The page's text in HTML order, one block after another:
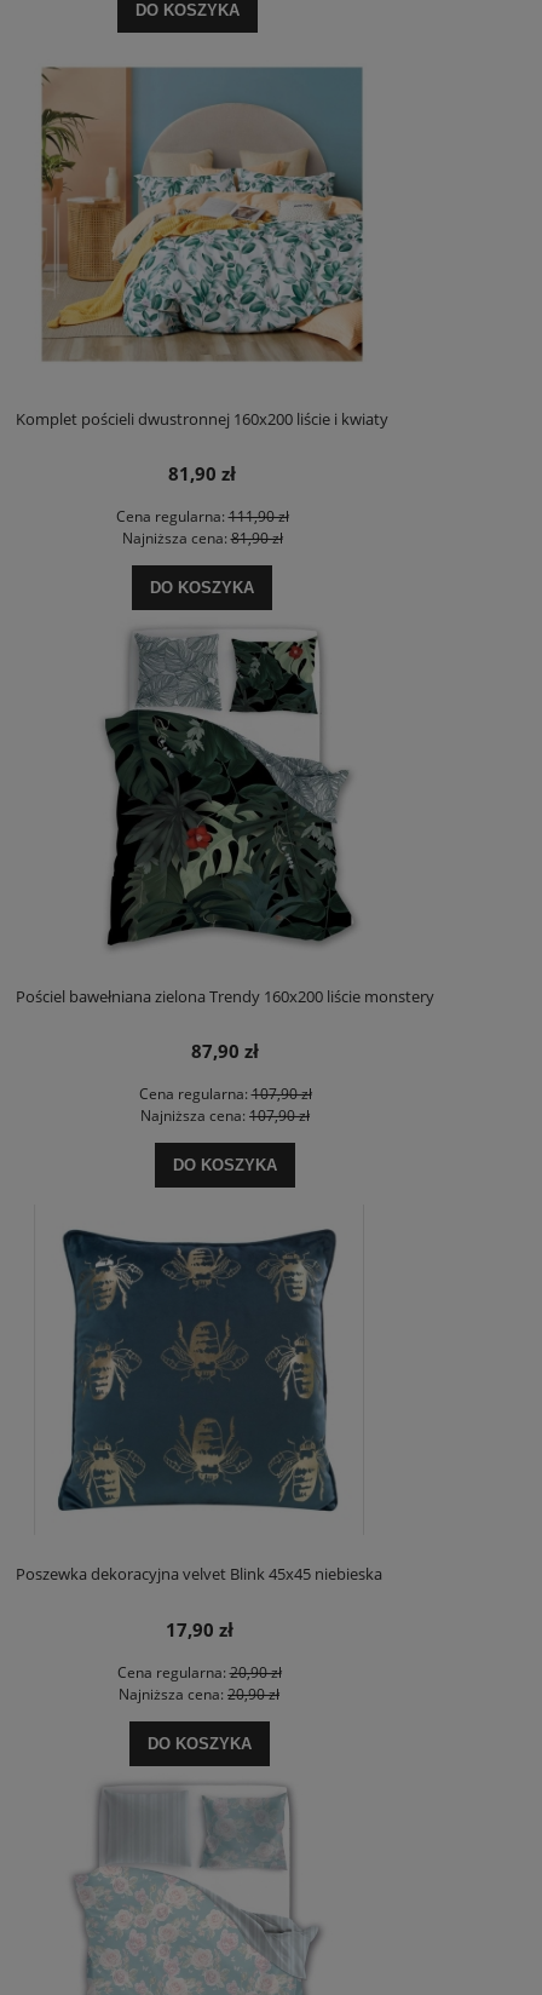
DO KOSZYKA
Komplet pościeli dwustronnej 160x200 liście i kwiaty
81,90 zł
Cena regularna:111,90 zł
Najniższa cena:81,90 zł
DO KOSZYKA
Pościel bawełniana zielona Trendy 160x200 liście monstery
87,90 zł
Cena regularna:107,90 zł
Najniższa cena: 107,90 zł
DO KOSZYKA
Poszewka dekoracyjna velvet Blink 45x45 niebieska
17,90 zł
Cena regularna:20,90 zł
Najniższa cena: 20,90 zł
DO KOSZYKA